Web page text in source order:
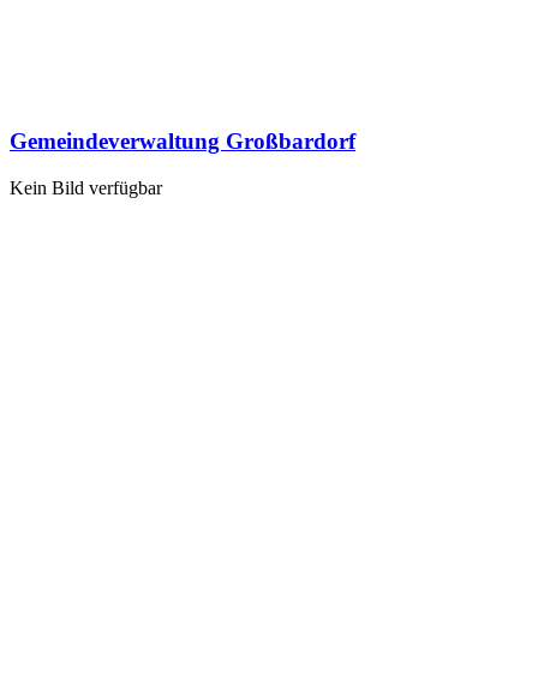
Gemeindeverwaltung Großbardorf
Kein Bild verfügbar